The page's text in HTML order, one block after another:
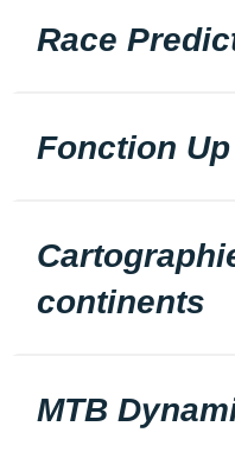
Race
Fonction
continents
MTB